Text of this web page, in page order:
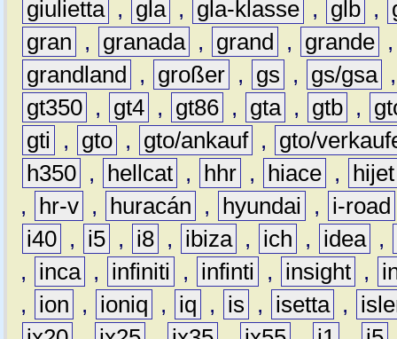
giulietta , gla , gla-klasse , glb ,
gran
, granada , grand , grande
grandland
, großer , gs , gs/gsa
gt350 , gt4 , gt86 , gta , gtb ,
gti
, gto , gto/ankauf ,
gto/
h350 , hellcat , hhr , hiace ,
hijet
,
hr-v , huracán , hyundai ,
i-road
i40 , i5 , i8 , ibiza , ich , idea ,
,
inca , infiniti , infinti , insight ,
,
ion , ioniq , iq , is , isetta ,